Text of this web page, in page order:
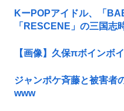
KーPOPアイドル、「
「RESCENE」の三国志
【画像】久保πボインボ
ジャンポケ斉藤と被害者
www